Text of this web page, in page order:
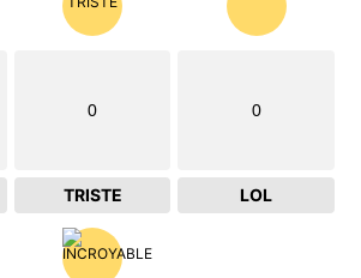
0
TRISTE
0
LOL